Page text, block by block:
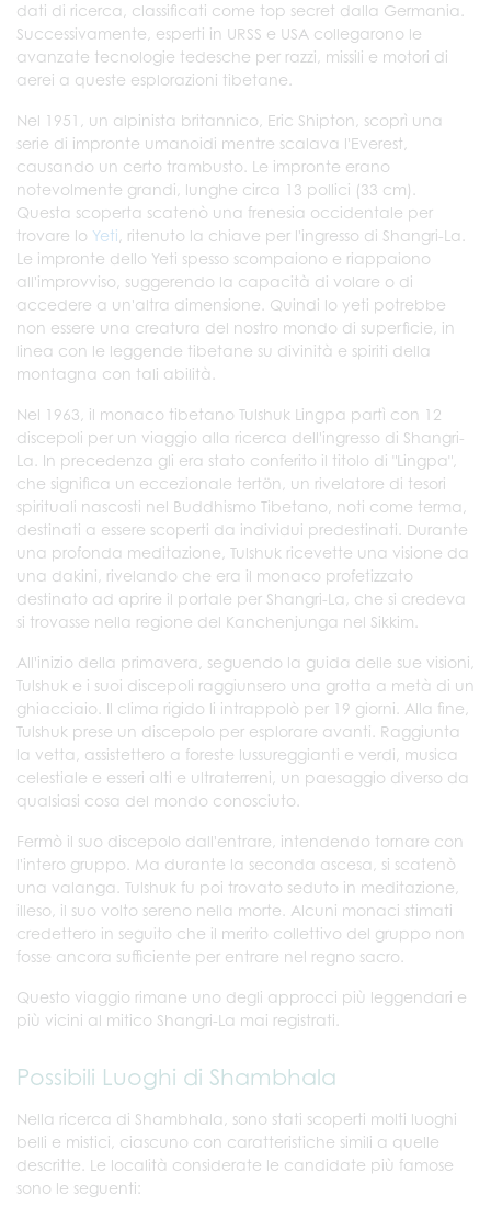
dati di ricerca, classificati come top secret dalla Germania.
Successivamente, esperti in URSS e USA collegarono le
avanzate tecnologie tedesche per razzi, missili e motori di
aerei a queste esplorazioni tibetane.
Nel 1951, un alpinista britannico, Eric Shipton, scoprì una
serie di impronte umanoidi mentre scalava l'Everest,
causando un certo trambusto. Le impronte erano
notevolmente grandi, lunghe circa 13 pollici (33 cm).
Questa scoperta scatenò una frenesia occidentale per
trovare lo Yeti, ritenuto la chiave per l'ingresso di Shangri-La.
Le impronte dello Yeti spesso scompaiono e riappaiono
all'improvviso, suggerendo la capacità di volare o di
accedere a un'altra dimensione. Quindi lo yeti potrebbe
non essere una creatura del nostro mondo di superficie, in
linea con le leggende tibetane su divinità e spiriti della
montagna con tali abilità.
Nel 1963, il monaco tibetano Tulshuk Lingpa partì con 12
discepoli per un viaggio alla ricerca dell'ingresso di Shangri-
La. In precedenza gli era stato conferito il titolo di "Lingpa",
che significa un eccezionale tertön, un rivelatore di tesori
spirituali nascosti nel Buddhismo Tibetano, noti come terma,
destinati a essere scoperti da individui predestinati. Durante
una profonda meditazione, Tulshuk ricevette una visione da
una dakini, rivelando che era il monaco profetizzato
destinato ad aprire il portale per Shangri-La, che si credeva
si trovasse nella regione del Kanchenjunga nel Sikkim.
All'inizio della primavera, seguendo la guida delle sue visioni,
Tulshuk e i suoi discepoli raggiunsero una grotta a metà di un
ghiacciaio. Il clima rigido li intrappolò per 19 giorni. Alla fine,
Tulshuk prese un discepolo per esplorare avanti. Raggiunta
la vetta, assistettero a foreste lussureggianti e verdi, musica
celestiale e esseri alti e ultraterreni, un paesaggio diverso da
qualsiasi cosa del mondo conosciuto.
Fermò il suo discepolo dall'entrare, intendendo tornare con
l'intero gruppo. Ma durante la seconda ascesa, si scatenò
una valanga. Tulshuk fu poi trovato seduto in meditazione,
illeso, il suo volto sereno nella morte. Alcuni monaci stimati
credettero in seguito che il merito collettivo del gruppo non
fosse ancora sufficiente per entrare nel regno sacro.
Questo viaggio rimane uno degli approcci più leggendari e
più vicini al mitico Shangri-La mai registrati.
Possibili Luoghi di Shambhala
Nella ricerca di Shambhala, sono stati scoperti molti luoghi
belli e mistici, ciascuno con caratteristiche simili a quelle
descritte. Le località considerate le candidate più famose
sono le seguenti: